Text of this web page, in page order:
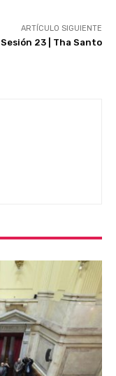
ARTÍCULO SIGUIENTE
Sesión 23 | Tha Santo